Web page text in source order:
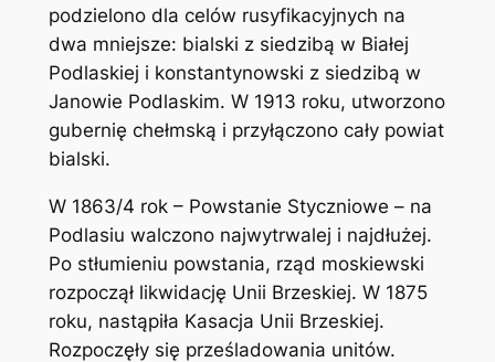
podzielono dla celów rusyfikacyjnych na
dwa mniejsze: bialski z siedzibą w Białej
Podlaskiej i konstantynowski z siedzibą w
Janowie Podlaskim. W 1913 roku, utworzono
gubernię chełmską i przyłączono cały powiat
bialski.
W 1863/4 rok – Powstanie Styczniowe – na
Podlasiu walczono najwytrwalej i najdłużej.
Po stłumieniu powstania, rząd moskiewski
rozpoczął likwidację Unii Brzeskiej. W 1875
roku, nastąpiła Kasacja Unii Brzeskiej.
Rozpoczęły się prześladowania unitów.